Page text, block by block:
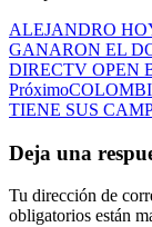
ALEJANDRO
GANARON EL
DIRECTV OPEN
Próximo
TIENE SUS
Deja una
Tu dirección de
obligatorios están